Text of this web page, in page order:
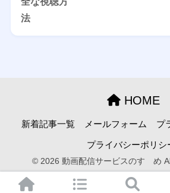
HOME
新着記事一覧 メールフォーム プ
プライバシーポリシ
© 2026 動画配信サービスのすゝめ